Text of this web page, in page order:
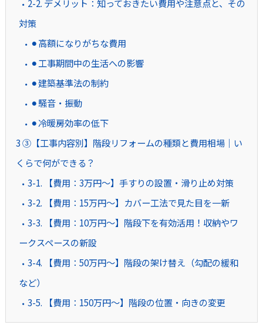
2-2. デメリット：知っておきたい費用や注意点と、その
対策
⚫︎高額になりがちな費用
⚫︎工事期間中の生活への影響
⚫︎建築基準法の制約
⚫︎騒音・振動
⚫︎冷暖房効率の低下
3③【工事内容別】階段リフォームの種類と費用相場｜い
くらで何ができる？
3-1. 【費用：3万円～】手すりの設置・滑り止め対策
3-2. 【費用：15万円～】カバー工法で見た目を一新
3-3. 【費用：10万円～】階段下を有効活用！収納やワ
ークスペースの新設
3-4. 【費用：50万円～】階段の架け替え（勾配の緩和
など）
3-5. 【費用：150万円～】階段の位置・向きの変更